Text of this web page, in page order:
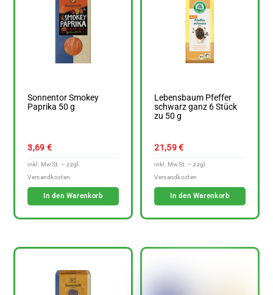
Sonnentor Smokey
Paprika 50 g
3,69 €
In den Warenkorb
Lebensbaum Pfeffer
schwarz ganz 6 Stück
zu 50 g
21,59€
In den Warenkorb